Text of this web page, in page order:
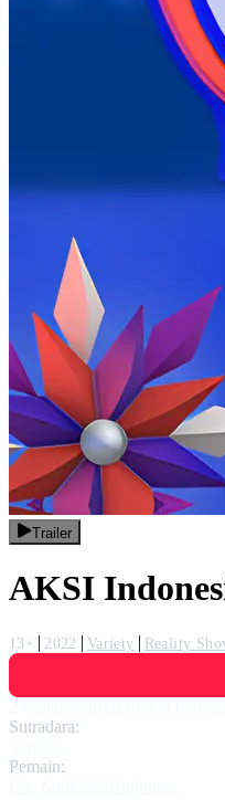
Trailer
AKSI
13+ 2022 Variety
Reality
Sutradara:
Pemain: